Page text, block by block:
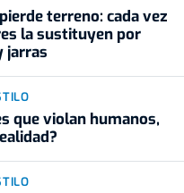
terreno: cada vez
la sustituyen por
jarras
que violan humanos,